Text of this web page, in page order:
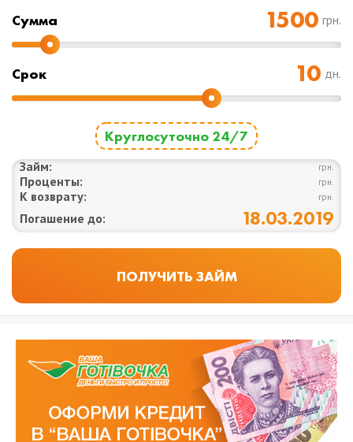
Cумма грн.
Срок дн.
Круглосуточно 24/7
Займ: грн.
Проценты: грн.
К возврату: грн.
Погашение до: 18.03.2019